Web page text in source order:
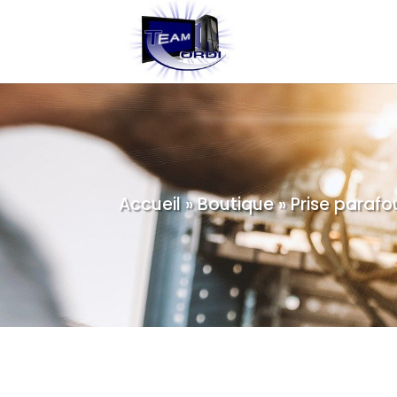
Accueil»Boutique»Prise